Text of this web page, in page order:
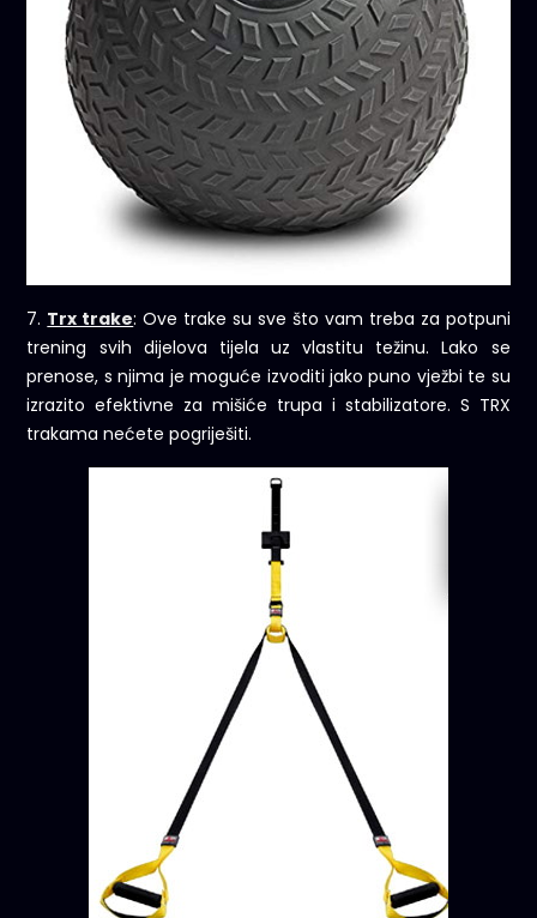
7. Trx trake: Ove trake su sve što vam treba za potpuni
trening svih dijelova tijela uz vlastitu težinu. Lako se
prenose, s njima je moguće izvoditi jako puno vježbi te su
izrazito efektivne za mišiće trupa i stabilizatore. S TRX
trakama nećete pogriješiti.